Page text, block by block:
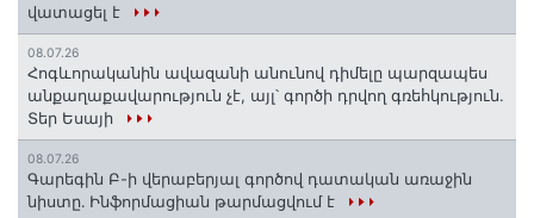
վատացել է
08.07.26
Հոգևորականին ավազանի անունով դիմելը պարզապես
անքաղաքավարություն չէ, այլ՝ գործի դրվող գռեհկություն.
Տեր Եսայի
08.07.26
Գարեգին Բ-ի վերաբերյալ գործով դատական առաջին
նիստը․ Ինֆորմացիան թարմացվում է